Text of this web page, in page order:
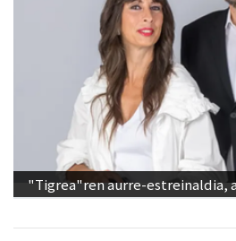
"Tigrea"ren aurre-estreinaldia,